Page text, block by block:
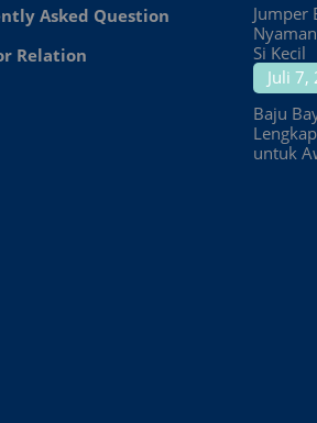
Asked Question
Relation
Jumper
Si Kecil
Juli 7,
Baju
untuk